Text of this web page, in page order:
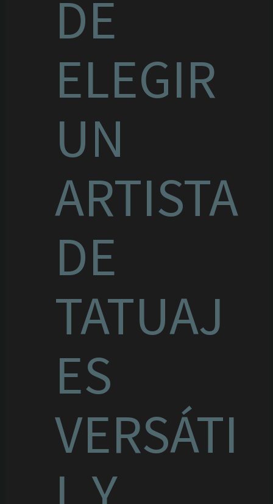
DE
ELEGIR
UN
ARTISTA
DE
TATUAJ
ES
VERSÁTI